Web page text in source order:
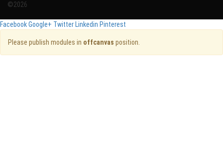
©2026
FacebookGoogle+ Twitter Linkedin Pinterest
Please publish modules in offcanvas position.